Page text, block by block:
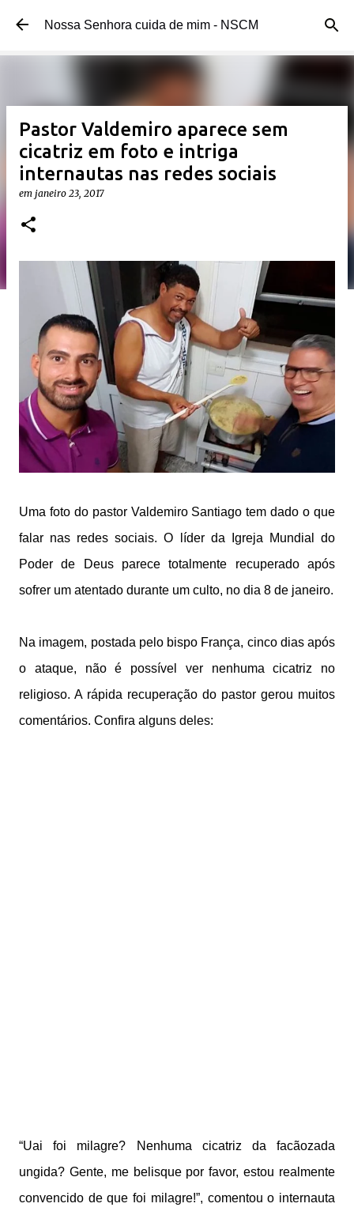
Pular para o conteúdo principal
Nossa Senhora cuida de mim - NSCM
Pastor Valdemiro aparece sem
cicatriz em foto e intriga
internautas nas redes sociais
em janeiro 23, 2017
Uma foto do pastor Valdemiro Santiago tem dado o que
falar nas redes sociais. O líder da Igreja Mundial do
Poder de Deus parece totalmente recuperado após
sofrer um atentado durante um culto, no dia 8 de janeiro.
Na imagem, postada pelo bispo França, cinco dias após
o ataque, não é possível ver nenhuma cicatriz no
religioso. A rápida recuperação do pastor gerou muitos
comentários. Confira alguns deles:
“Uai foi milagre? Nenhuma cicatriz da facãozada
ungida? Gente, me belisque por favor, estou realmente
convencido de que foi milagre!”, comentou o internauta